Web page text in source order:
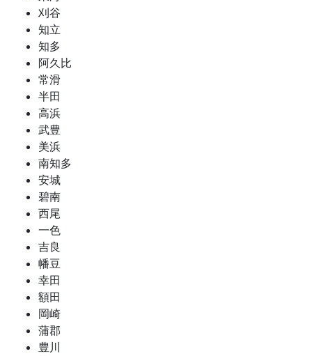
刈谷
知立
知多
阿久比
常滑
半田
高浜
武豊
美浜
南知多
安城
碧南
西尾
一色
吉良
幡豆
幸田
額田
岡崎
蒲郡
豊川